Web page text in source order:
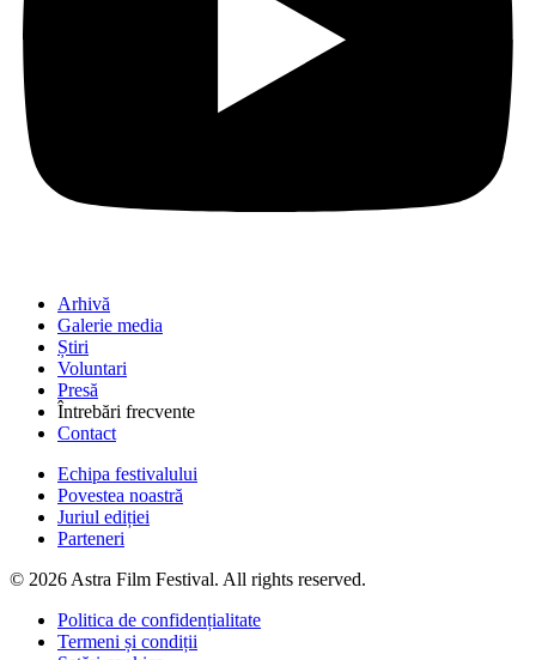
Arhivă
Galerie media
Știri
Voluntari
Presă
Întrebări frecvente
Contact
Echipa festivalului
Povestea noastră
Juriul ediției
Parteneri
© 2026 Astra Film Festival. All rights reserved.
Politica de confidențialitate
Termeni și condiții